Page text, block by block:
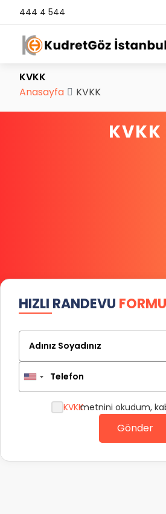
444 4 544
KVKK
Anasayfa
KVKK
KVKK
HIZLI RANDEVU FORMU
Adınız Soyadınız
Telefon
KVKKmetnini okudum,
Gönder